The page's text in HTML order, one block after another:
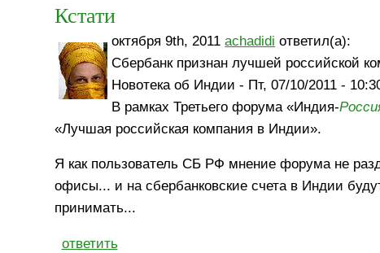
Кстати
октября 9th, 2011achadidi ответил(а):
Сбербанк признан лучшей российской
Новотека об Индии - Пт, 07/10/2011 -
В рамках Третьего форума «Индия-
«Лучшая российская компания в Индии».
Я как пользователь СБ РФ мнение форума не
офисы... и на сбербанковские счета в Индии
принимать...
ответить